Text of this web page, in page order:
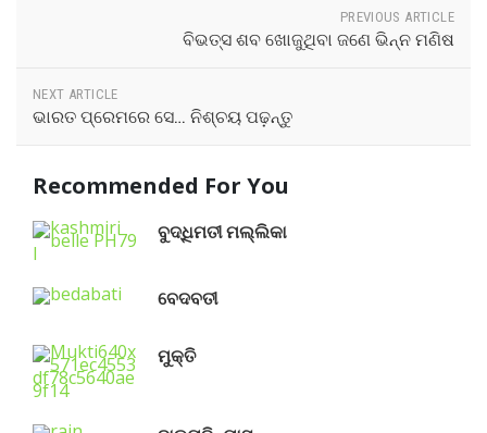
PREVIOUS ARTICLE
ବିଭତ୍ସ ଶବ ଖୋଜୁଥିବା ଜଣେ ଭିନ୍ନ ମଣିଷ
NEXT ARTICLE
ଭାରତ ପ୍ରେମରେ ସେ… ନିଶ୍ଚୟ ପଢ଼ନ୍ତୁ
Recommended For You
ବୁଦ୍ଧିମତୀ ମଲ୍ଲିକା
ବେଦବତୀ
ମୁକ୍ତି